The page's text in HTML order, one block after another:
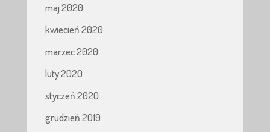
maj 2020
kwiecień 2020
marzec 2020
luty 2020
styczeń 2020
grudzień 2019